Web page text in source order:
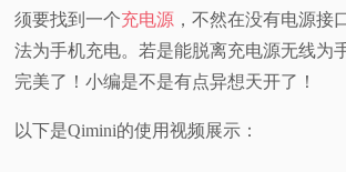
须要找到一个充电源 ，不然在没有电源接
法为手机充电。若是能脱离充电源无线为
完美了！小编是不是有点异想天开了！
以下是Qimini的使用视频展示：